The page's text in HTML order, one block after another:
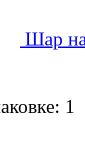
Шар на
1